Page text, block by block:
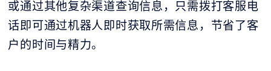
或通过其他复杂渠道查询信息，只需拨打客服电
话即可通过机器人即时获取所需信息，节省了客
户的时间与精力。